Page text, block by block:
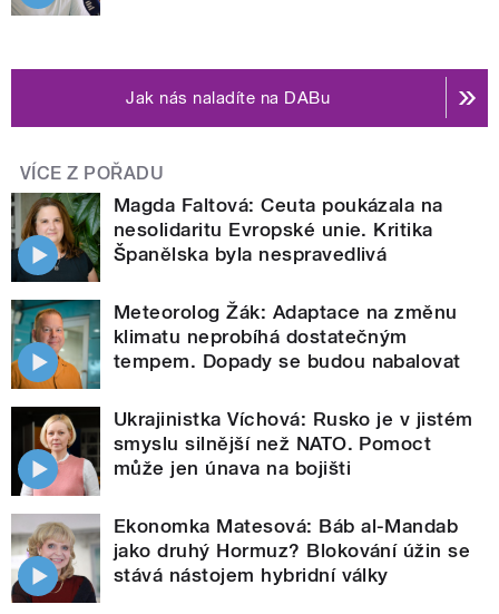
Jak nás naladíte na DABu
VÍCE Z POŘADU
Magda Faltová: Ceuta poukázala na
nesolidaritu Evropské unie. Kritika
Španělska byla nespravedlivá
Meteorolog Žák: Adaptace na změnu
klimatu neprobíhá dostatečným
tempem. Dopady se budou nabalovat
Ukrajinistka Víchová: Rusko je v jistém
smyslu silnější než NATO. Pomoct
může jen únava na bojišti
Ekonomka Matesová: Báb al-Mandab
jako druhý Hormuz? Blokování úžin se
stává nástojem hybridní války